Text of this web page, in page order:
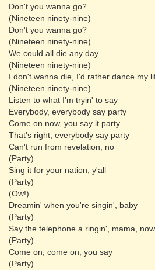
Don't you wanna go?
(Nineteen ninety-nine)
Don't you wanna go?
(Nineteen ninety-nine)
We could all die any day
(Nineteen ninety-nine)
I don't wanna die, I'd rather dance my
(Nineteen ninety-nine)
Listen to what I'm tryin' to say
Everybody, everybody say party
Come on now, you say it party
That's right, everybody say party
Can't run from revelation, no
(Party)
Sing it for your nation, y'all
(Party)
(Ow!)
Dreamin' when you're singin', baby
(Party)
Say the telephone a ringin', mama, now
(Party)
Come on, come on, you say
(Party)